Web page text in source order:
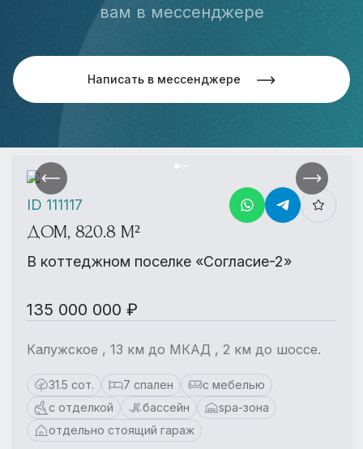
вам в мессенджере
Написать в мессенджере
ДОМ, 820.8 М²
В коттеджном поселке «Согласие-2»
135 000 000 ₽
Калужское , 13 км до МКАД , 2 км до шоссе.
31.5 сот. 7 спален
с мебелью
с отделкой
бассейн
spa-зона
отдельно стоящий гараж
ID 111117